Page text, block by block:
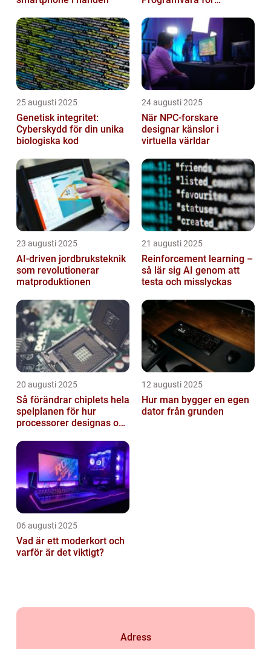
25 augusti 2025
Genetisk integritet:
Cyberskydd för din unika
biologiska kod
24 augusti 2025
När NPC-forskare
designar känslor i
virtuella världar
23 augusti 2025
AI‑driven jordbruksteknik
som revolutionerar
matproduktionen
21 augusti 2025
Reinforcement learning –
så lär sig AI genom att
testa och misslyckas
20 augusti 2025
Så förändrar chiplets hela
spelplanen för hur
processorer designas och
12 augusti 2025
Hur man bygger en egen
dator från grunden
06 augusti 2025
Vad är ett moderkort och
varför är det viktigt?
Adress